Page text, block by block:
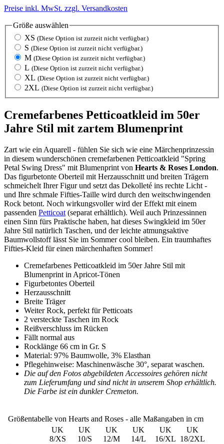
Preise inkl. MwSt. zzgl. Versandkosten
Größe auswählen
XS (Diese Option ist zurzeit nicht verfügbar.)
S (Diese Option ist zurzeit nicht verfügbar.)
M (Diese Option ist zurzeit nicht verfügbar.)
L (Diese Option ist zurzeit nicht verfügbar.)
XL (Diese Option ist zurzeit nicht verfügbar.)
2XL (Diese Option ist zurzeit nicht verfügbar.)
Cremefarbenes Petticoatkleid im 50er
Jahre Stil mit zartem Blumenprint
Zart wie ein Aquarell - fühlen Sie sich wie eine Märchenprinzessin
in diesem wunderschönen cremefarbenen Petticoatkleid "Spring
Petal Swing Dress" mit Blumenprint von Hearts & Roses London.
Das figurbetonte Oberteil mit Herzausschnitt und breiten Trägern
schmeichelt Ihrer Figur und setzt das Dekolleté ins rechte Licht -
und Ihre schmale Fifties-Taille wird durch den weitschwingenden
Rock betont. Noch wirkungsvoller wird der Effekt mit einem
passenden Petticoat (separat erhältlich). Weil auch Prinzessinnen
einen Sinn fürs Praktische haben, hat dieses Swingkleid im 50er
Jahre Stil natürlich Taschen, und der leichte atmungsaktive
Baumwollstoff lässt Sie im Sommer cool bleiben. Ein traumhaftes
Fifties-Kleid für einen märchenhaften Sommer!
Cremefarbenes Petticoatkleid im 50er Jahre Stil mit
Blumenprint in Apricot-Tönen
Figurbetontes Oberteil
Herzausschnitt
Breite Träger
Weiter Rock, perfekt für Petticoats
2 versteckte Taschen im Rock
Reißverschluss im Rücken
Fällt normal aus
Rocklänge 66 cm in Gr. S
Material: 97% Baumwolle, 3% Elasthan
Pflegehinweise: Maschinenwäsche 30°, separat waschen.
Die auf den Fotos abgebildeten Accessoires gehören nicht
zum Lieferumfang und sind nicht in unserem Shop erhältlich.
Die Farbe ist ein dunkler Cremeton.
Größentabelle von Hearts and Roses - alle Maßangaben in cm
UK
8/XS
UK
10/S
UK
12/M
UK
14/L
UK
16/XL
UK
18/2XL